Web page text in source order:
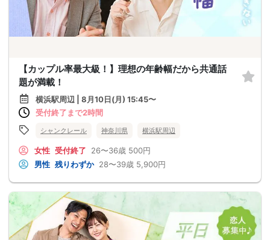
【カップル率最大級！】理想の年齢幅だから共通話
題が満載！
横浜駅周辺 | 8月10日(月) 15:45〜
受付終了まで2時間
シャンクレール 神奈川県 横浜駅周辺
女性 受付終了 26〜36歳 500円
男性 残りわずか 28〜39歳 5,900円